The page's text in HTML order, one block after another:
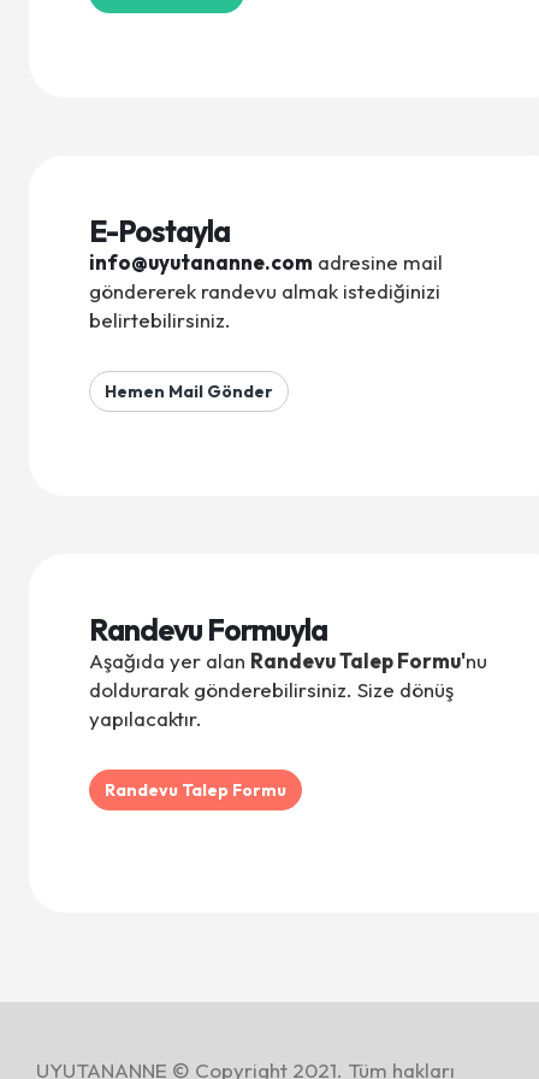
E-Postayla
info@uyutananne.com adresine mail
göndererek randevu almak istediğinizi
belirtebilirsiniz.
Hemen Mail Gönder
Randevu Formuyla
Aşağıda yer alan Randevu Talep Formu'nu
doldurarak gönderebilirsiniz. Size dönüş
yapılacaktır.
Randevu Talep Formu
UYUTANANNE © Copyright 2021. Tüm hakları